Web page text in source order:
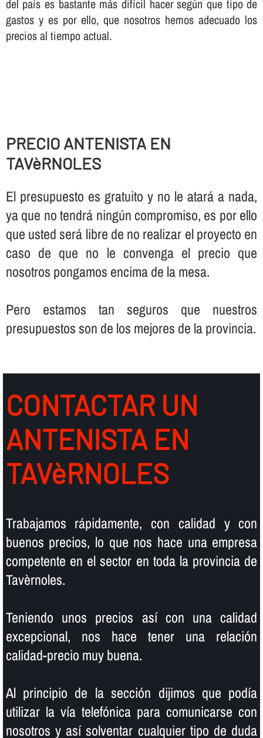
del paí­s es bastante más difí­cil hacer según que tipo de
gastos y es por ello, que nosotros hemos adecuado los
precios al tiempo actual.
PRECIO ANTENISTA EN
TAVèRNOLES
El presupuesto es gratuito y no le atará a nada,
ya que no tendrá ningún compromiso, es por ello
que usted será libre de no realizar el proyecto en
caso de que no le convenga el precio que
nosotros pongamos encima de la mesa.
Pero estamos tan seguros que nuestros
presupuestos son de los mejores de la provincia.
CONTACTAR UN
ANTENISTA EN
TAVèRNOLES
Trabajamos rápidamente, con calidad y con
buenos precios, lo que nos hace una empresa
competente en el sector en toda la provincia de
Tavèrnoles.
Teniendo unos precios así­ con una calidad
excepcional, nos hace tener una relación
calidad-precio muy buena.
Al principio de la sección dijimos que podí­a
utilizar la ví­a telefónica para comunicarse con
nosotros y así­ solventar cualquier tipo de duda